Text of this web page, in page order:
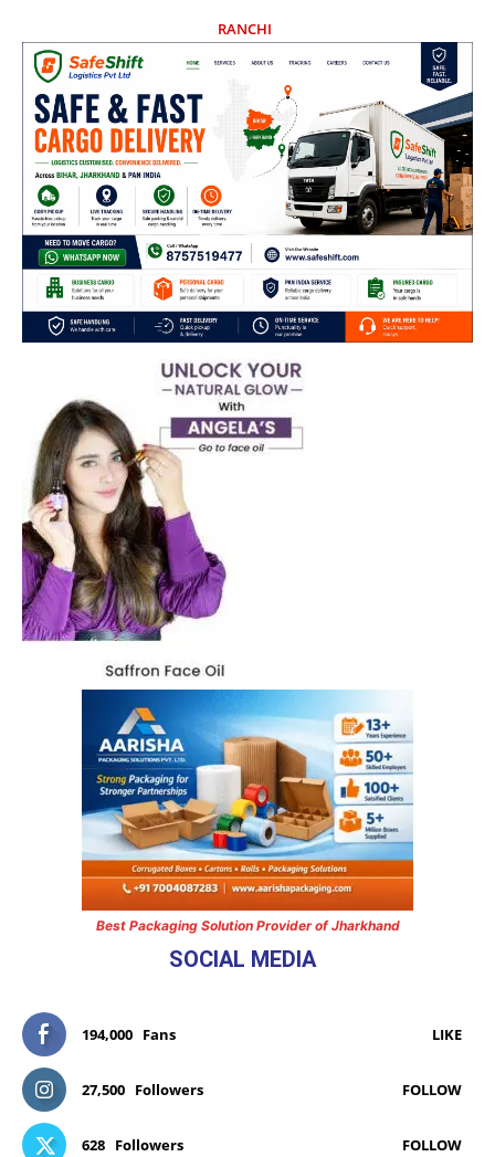
RANCHI
Best Packaging Solution Provider of Jharkhand
SOCIAL MEDIA
194,000 Fans LIKE
27,500 Followers FOLLOW
628 Followers FOLLOW